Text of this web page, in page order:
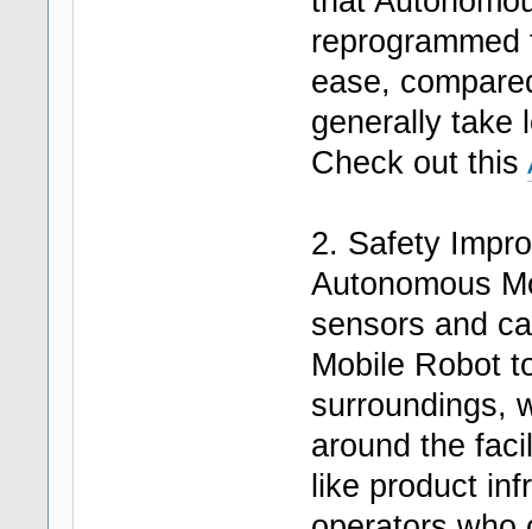
ease,
generally take
Check out this
2. Safety
Autonomous
sensors and
Mobile Robot
surroundings,
around the
like product